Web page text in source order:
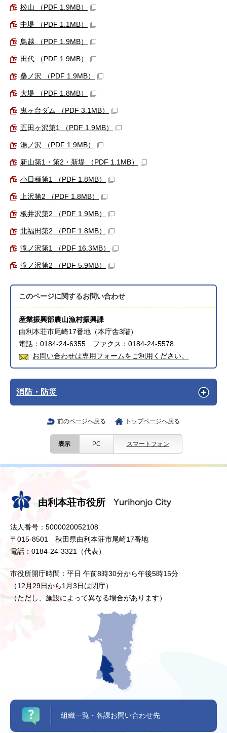
松山 （PDF 1.9MB）
中堤 （PDF 1.1MB）
鳥越 （PDF 1.9MB）
田代 （PDF 1.9MB）
桑ノ沢 （PDF 1.9MB）
大堤 （PDF 1.8MB）
鬼ヶ台ダム （PDF 3.1MB）
五田ヶ沢第1 （PDF 1.9MB）
湯ノ沢 （PDF 1.9MB）
新山第1・第2・新堤 （PDF 1.1MB）
小日種第1 （PDF 1.8MB）
上沢第2 （PDF 1.8MB）
板井沢第2 （PDF 1.9MB）
北福田第2 （PDF 1.8MB）
滝ノ沢第1 （PDF 16.3MB）
滝ノ沢第2 （PDF 5.9MB）
このページに関するお問い合わせ
産業振興部農山漁村振興課
由利本荘市尾崎17番地（本庁舎3階）
電話：0184-24-6355 ファクス：0184-24-5578
お問い合わせは専用フォームをご利用ください。
消防・防災
前のページへ戻る トップページへ戻る
表示 PC スマートフォン
由利本荘市役所
法人番号：5000020052108
〒015-8501 秋田県由利本荘市尾崎17番地
電話：0184-24-3321（代表）
市役所開庁時間：平日 午前8時30分から午後5時15分
（12月29日から1月3日は閉庁）
（ただし、施設によって異なる場合があります）
組織一覧・各課お問い合わせ先